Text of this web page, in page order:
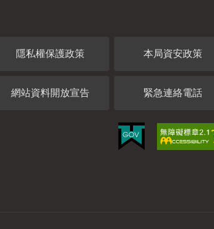
隱私權保護政策 本局資安政策
網站資料開放宣告 緊急連絡電話